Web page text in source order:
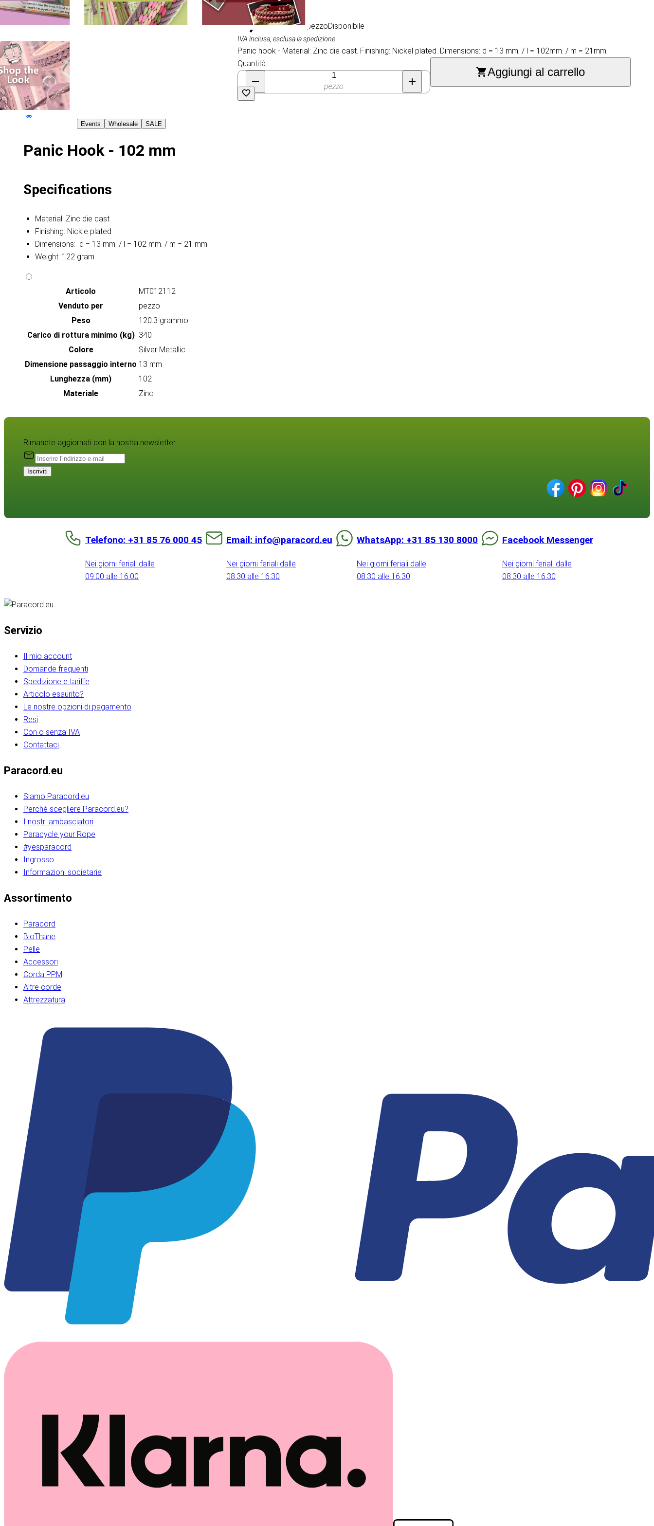
Events Wholesale SALE
4,99 €/ al pezzoDisponibile
IVA inclusa, esclusa la spedizione
Panic hook - Material: Zinc die cast. Finishing: Nickel plated. Dimensions: d = 13 mm. / l = 102mm. / m = 21mm.
Quantità
pezzo
Aggiungi al carrello
Panic Hook - 102 mm
Specifications
Material: Zinc die cast
Finishing: Nickle plated
Dimensions: d = 13 mm. / l = 102 mm. / m = 21 mm.
Weight: 122 gram
Articolo
MT012112
Venduto per
pezzo
Peso
120.3 grammo
Carico di rottura minimo (kg) 340
Colore
Silver Metallic
Dimensione passaggio interno 13 mm
Lunghezza (mm)
102
Materiale
Zinc
Rimanete aggiornati con la nostra newsletter:
Iscriviti
Telefono: +31 85 76 000 45
Nei giorni feriali dalle
09:00 alle 16:00
Email: info@paracord.eu
Nei giorni feriali dalle
08:30 alle 16:30
WhatsApp: +31 85 130 8000
Nei giorni feriali dalle
08:30 alle 16:30
Facebook Messenger
Nei giorni feriali dalle
08:30 alle 16:30
Servizio
Il mio account
Domande frequenti
Spedizione e tariffe
Articolo esaurito?
Le nostre opzioni di pagamento
Resi
Con o senza IVA
Contattaci
Paracord.eu
Siamo Paracord.eu
Perché scegliere Paracord.eu?
I nostri ambasciatori
Paracycle your Rope
#yesparacord
Ingrosso
Informazioni societarie​​​​‌ ‍ ​‍​‍‌‍ ‌ ​‍‌‍‍‌‌‍‌ ‌‍‍‌‌‍ ‍​‍​‍​ ‍‍​‍​‍‌ ​ ‌‍​‌‌‍ ‍‌‍‍‌‌ ‌​‌ ‍‌​‍ ‍‌‍‍‌‌‍ ​‍​‍​‍ ​​‍​‍‌‍‍​‌ ​‍‌‍‌‌‌‍‌‍​‍​‍​ ‍‍​‍​‍‌‍‍​‌ ‌​‌ ‌​‌ ​​‌ ​ ​ ‍‍​‍ ​‍ ‌ ​​‌‍​‌‌ ​‍‌‍​‌‌‍​ ‌‍ ‌ ​‍‌‍‌​​‍ ‍‌ ​ ‌‍​‌‌‍ ‍‌‍‍‌‌ ‌​‌ ‍‌​‍ ‍‌ ​ ‌ ‌​‌ ‌‌‌‍‌​‌‍‍‌‌‍ ​‍ ‌‍‍‌‌‍ ‍‌ ‌​‌‍‌‌‌‍ ‍‌ ‌​​‍ ‌‍‌‌‌‍‌​‌‍‍‌‌ ‌​​‍ ‌‍ ‌‌‍ ‌‍‌​‌‍‌‌​ ‌‌ ​​‌ ​‍‌‍‌‌‌ ​ ‌‍‌‌‌‍ ‍‌ ‌​‌‍​‌‌ ‌​‌‍‍‌‌‍ ‌‍ ‍​ ‍ ‌‍‍‌‌‍‌​​ ‌‌‍‌‍‌‍ ‌‍ ‌ ‌​‌‍‌‌‌ ​‍​‍ ‌‌‍​‍‌ ​‍‌‍​‌‌‍ ‍‌‍‌​​‍ ‌‌‍‍‌‌‍ ‌‌ ​​‌ ​‍‌‍‍‌‌‍ ‍‌ ‌​​ ‍ ‌ ‌​‌ ‍‌‌ ​​‌‍‌‌​ ‌‌ ‌​‌ ​‍‌‍​‌‌‍ ‍‌ ​ ‌‍ ​‌‍​‌‌ ‌​‌‍‌‌‌‍‌​​‍ ‌‌‍ ‌‌‍‌‌‌ ​ ‌ ​ ‌‍​‌‌‍‌ ‌‍‌‌​ ‍ ‌ ​​‌‍​‌‌ ‌​‌‍‍​​ ‌‌ ‌‍‌‍​‌‌‍ ​‌ ‌‌‌‍‌‌​‍ ‍‌‍‍‌‌ ‌​‌‌ ‌​‍‌‌‌‌​​ ‌‍​‍‌‍​‌‌ ​ ‌‍‌‌‌‌‌‌‌ ​‍‌‍ ​​ ‌‌‍‍​‌ ‌​‌ ‌​‌ ​​‌ ​ ​‍‌‌​ ​ ‌​​‌​‍‌‌​ ​‍‌​‌‍​‍‌‌​ ​‍‌​‌‍‌ ​​‌‍​‌‌ ​‍‌‍​‌‌‍​ ‌‍ ‌ ​‍‌‍‌​​‍ ‍‌ ​ ‌‍​‌‌‍ ‍‌‍‍‌‌ ‌​‌ ‍‌​‍ ‍‌ ​ ‌ ‌​‌ ‌‌‌‍‌​‌‍‍‌‌‍ ​‍‌‍‌‍‍‌‌‍‌​​ ‌‌‍‌‍‌‍ ‌‍ ‌ ‌​‌‍‌‌‌ ​‍​‍ ‌‌‍​‍‌ ​‍‌‍​‌‌‍ ‍‌‍‌​​‍ ‌‌‍‍‌‌‍ ‌‌ ​​‌ ​‍‌‍‍‌‌‍ ‍‌ ‌​​‍‌‍‌ ‌​‌ ‍‌‌ ​​‌‍‌‌​ ‌‌ ‌​‌ ​‍‌‍​‌‌‍ ‍‌ ​ ‌‍ ​‌‍​‌‌ ‌​‌‍‌‌‌‍‌​​‍ ‌‌‍ ‌‌‍‌‌‌ ​ ‌ ​ ‌‍​‌‌‍‌ ‌‍‌‌​‍‌‍‌ ​​‌‍​‌‌ ‌​‌‍‍​​ ‌‌ ‌‍‌‍​‌‌‍ ​‌ ‌‌‌‍‌‌​‍ ‍‌‍‍‌‌ ‌​‌‌ ‌​‍‌‌‌‌​​‍‌‍‌ ​​‌‍‌‌‌ ​‍‌ ​ ‌ ​​‌‍‌‌‌‍​ ‌ ‌​‌‍‍‌‌ ‌‍‌‍‌‌​ ‌‌ ​​‌ ‌‌‌‍​‍‌‍ ​‌‍‍‌‌ ​ ‌‍‍​‌‍‌‌‌‍‌​​‍​‍‌ ‌​​​​‌ ‍ ​‍​‍‌‍ ‌ ​‍‌‍‍‌‌‍‌ ‌‍‍‌‌‍ ‍​‍​‍​ ‍‍​‍​‍‌ ​ ‌‍​‌‌‍ ‍‌‍‍‌‌ ‌​‌ ‍‌​‍ ‍‌‍‍‌‌‍ ​‍​‍​‍ ​​‍​‍‌‍‍​‌ ​‍‌‍‌‌‌‍‌‍​‍​‍​ ‍‍​‍​‍‌‍‍​‌ ‌​‌ ‌​‌ ​​‌ ​ ​ ‍‍​‍ ​‍ ‌ ​​‌‍​‌‌ ​‍‌‍​‌‌‍​ ‌‍ ‌ ​‍‌‍‌​​‍ ‍‌ ​ ‌‍​‌‌‍ ‍‌‍‍‌‌ ‌​‌ ‍‌​‍ ‍‌ ​ ‌ ‌​‌ ‌‌‌‍‌​‌‍‍‌‌‍ ​‍ ‌‍‍‌‌‍ ‍‌ ‌​‌‍‌‌‌‍ ‍‌ ‌​​‍ ‌‍‌‌‌‍‌​‌‍‍‌‌ ‌​​‍ ‌‍ ‌‌‍ ‌‍‌​‌‍‌‌​ ‌‌ ​​‌ ​‍‌‍‌‌‌ ​ ‌‍‌‌‌‍ ‍‌ ‌​‌‍​‌‌ ‌​‌‍‍‌‌‍ ‌‍ ‍​ ‍ ‌‍‍‌‌‍‌​​ ‌‌‍‌‍‌‍ ‌‍ ‌ ‌​‌‍‌‌‌ ​‍​‍ ‌‌‍​‍‌ ​‍‌‍​‌‌‍ ‍‌‍‌​​‍ ‌‌‍‍‌‌‍ ‌‌ ​​‌ ​‍‌‍‍‌‌‍ ‍‌ ‌​​ ‍ ‌ ‌​‌ ‍‌‌ ​​‌‍‌‌​ ‌‌ ‌​‌ ​‍‌‍​‌‌‍ ‍‌ ​ ‌‍ ​‌‍​‌‌ ‌​‌‍‌‌‌‍‌​​‍ ‌‌‍ ‌‌‍‌‌‌ ​ ‌ ​ ‌‍​‌‌‍‌ ‌‍‌‌​ ‍ ‌ ​​‌‍​‌‌ ‌​‌‍‍​​ ‌‌ ‌‍‌‍​‌‌‍ ​‌ ‌‌‌‍‌‌​‍ ‍‌‍‍‌‌ ‌​‌‌ ‌​‍‌‌‌‌​​ ‌‍​‍‌‍​‌‌ ​ ‌‍‌‌‌‌‌‌‌ ​‍‌‍ ​​ ‌‌‍‍​‌ ‌​‌ ‌​‌ ​​‌ ​ ​‍‌‌​ ​ ‌​​‌​‍‌‌​ ​‍‌​‌‍​‍‌‌​ ​‍‌​‌‍‌ ​​‌‍​‌‌ ​‍‌‍​‌‌‍​ ‌‍ ‌ ​‍‌‍‌​​‍ ‍‌ ​ ‌‍​‌‌‍ ‍‌‍‍‌‌ ‌​‌ ‍‌​‍ ‍‌ ​ ‌ ‌​‌ ‌‌‌‍‌​‌‍‍‌‌‍ ​‍‌‍‌‍‍‌‌‍‌​​ ‌‌‍‌‍‌‍ ‌‍ ‌ ‌​‌‍‌‌‌ ​‍​‍ ‌‌‍​‍‌ ​‍‌‍​‌‌‍ ‍‌‍‌​​‍ ‌‌‍‍‌‌‍ ‌‌ ​​‌ ​‍‌‍‍‌‌‍ ‍‌ ‌​​‍‌‍‌ ‌​‌ ‍‌‌ ​​‌‍‌‌​ ‌‌ ‌​‌ ​‍‌‍​‌‌‍ ‍‌ ​ ‌‍ ​‌‍​‌‌ ‌​‌‍‌‌‌‍‌​​‍ ‌‌‍ ‌‌‍‌‌‌ ​ ‌ ​ ‌‍​‌‌‍‌ ‌‍‌‌​‍‌‍‌ ​​‌‍​‌‌ ‌​‌‍‍​​ ‌‌ ‌‍‌‍​‌‌‍ ​‌ ‌‌‌‍‌‌​‍ ‍‌‍‍‌‌ ‌​‌‌ ‌​‍‌‌‌‌​​‍‌‍‌ ​​‌‍‌‌‌ ​‍‌ ​ ‌ ​​‌‍‌‌‌‍​ ‌ ‌​‌‍‍‌‌ ‌‍‌‍‌‌​ ‌‌ ​​‌ ‌‌‌‍​‍‌‍ ​‌‍‍‌‌ ​ ‌‍‍​‌‍‌‌‌‍‌​​‍​‍‌ ‌
Assortimento
Paracord
BioThane
Pelle
Accessori
Corda PPM
Altre corde
Attrezzatura